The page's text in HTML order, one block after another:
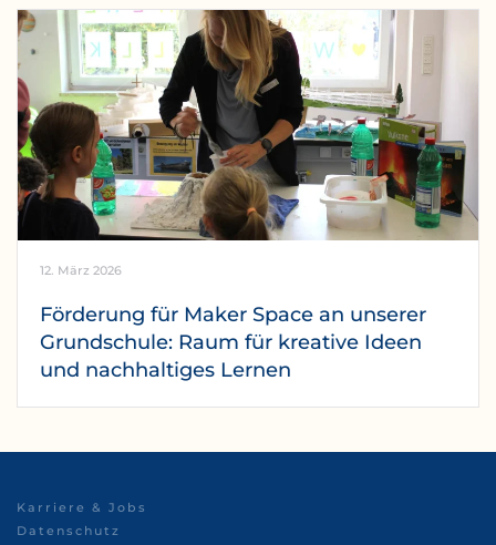
12. März 2026
Förderung für Maker Space an unserer
Grundschule: Raum für kreative Ideen
und nachhaltiges Lernen
Karriere & Jobs
Datenschutz